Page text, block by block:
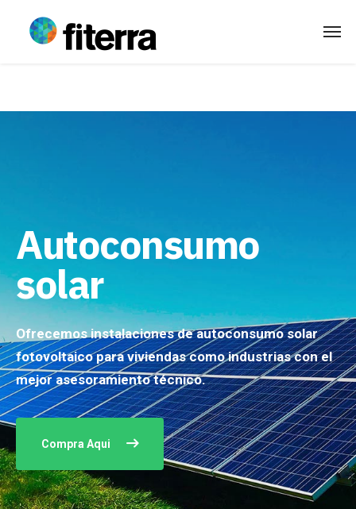
Autoconsumo
solar
Ofrecemos instalaciones de autoconsumo solar
fotovoltaico para viviendas como industrias con el
mejor asesoramiento técnico.
Compra Aqui